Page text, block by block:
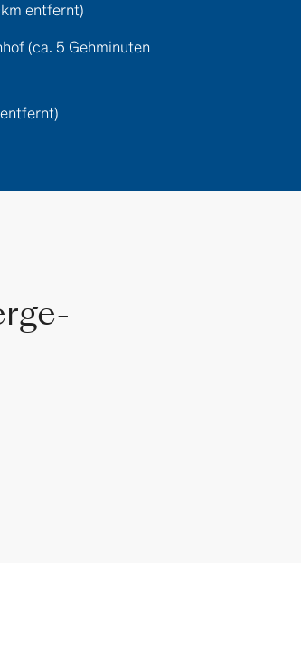
entfernt)
(ca. 5 Gehminuten